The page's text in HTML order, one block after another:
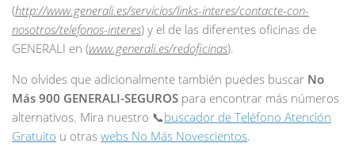
(http://www.generali.es/servicios/links-interes/contacte-con-
nosotros/telefonos-interes) y el de las diferentes oficinas de
GENERALI en (www.generali.es/redoficinas).
No olvides que adicionalmente también puedes buscar No
Más 900 GENERALI-SEGUROS para encontrar más números
alternativos. Mira nuestro 📞buscador de Teléfono Atención
Gratuito u otras webs No Más Novescientos.